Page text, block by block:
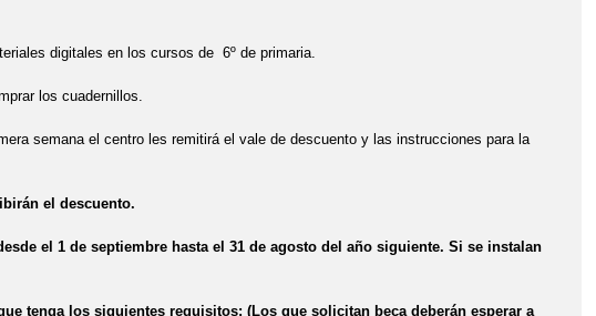
digitales en los cursos de 6º de primaria.
los cuadernillos.
semana el centro les remitirá el vale de descuento y las instrucciones para la
el descuento.
el 1 de septiembre hasta el 31 de agosto del año siguiente. Si se instalan
tenga los siguientes requisitos: (Los que solicitan beca deberán esperar a